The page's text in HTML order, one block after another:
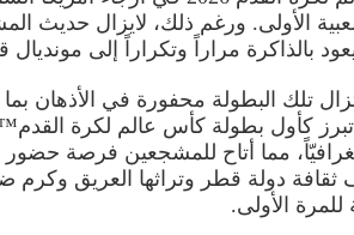
الأولى. ورغم ذلك، لايزال حديث
بالذاكرة مراراً وتكراراً إلى مونديال قطر
تلك البطولة محفورة في الأذهان
كأول بطولة كأس عالم لكرة
مما أتاح للمشجعين فرصة حضور
دولة قطر وتراثها العريق وكرم
للمرة الأولى.